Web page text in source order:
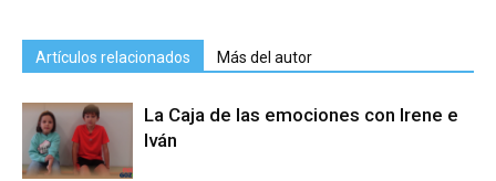
Artículos relacionados Más del autor
La Caja de las emociones con Irene e
Iván